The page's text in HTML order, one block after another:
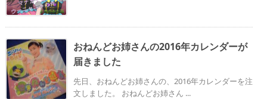
おねんどお姉さんの2016年カレンダーが
届きました
先日、おねんどお姉さんの、2016年カレンダーを注
文しました。 おねんどお姉さん ...